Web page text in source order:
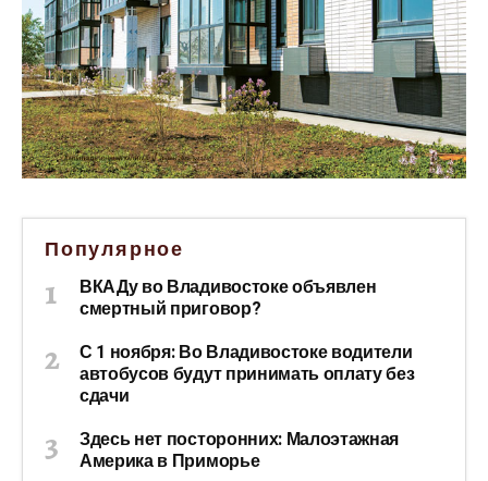
Популярное
ВКАДу во Владивостоке объявлен
смертный приговор?
С 1 ноября: Во Владивостоке водители
автобусов будут принимать оплату без
сдачи
Здесь нет посторонних: Малоэтажная
Америка в Приморье